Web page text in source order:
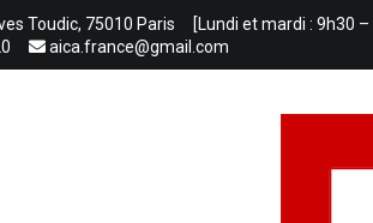
Toudic, 75010 Paris [Lundi et mardi : 9h30
aica.france@gmail.com